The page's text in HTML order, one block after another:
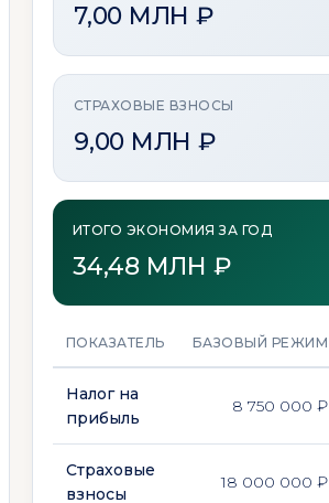
7,00 МЛН ₽
СТРАХОВЫЕ ВЗНОСЫ
9,00 МЛН ₽
ИТОГО ЭКОНОМИЯ ЗА ГОД
34,48 МЛН ₽
ПОКАЗАТЕЛЬ БАЗОВЫЙ РЕЖИМ
Налог на
прибыль
8 750 000 ₽
Страховые
взносы
18 000 000 ₽